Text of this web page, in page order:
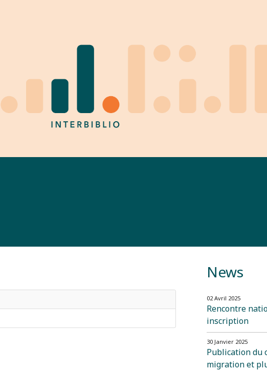
News
02 Avril 2025
Rencontre
inscription
30 Janvier 2025
Publication du
migration et